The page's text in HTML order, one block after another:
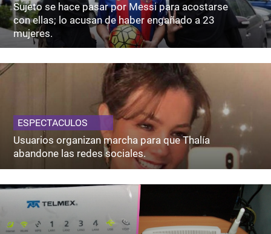
Sujeto se hace pasar por Messi para acostarse
con ellas; lo acusan de haber engañado a 23
mujeres.
ESPECTACULOS
Usuarios organizan marcha para que Thalía
abandone las redes sociales.